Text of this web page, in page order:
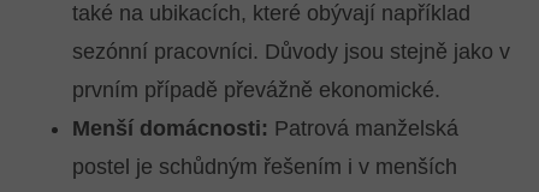
také na ubikacích, které obývají například
sezónní pracovníci. Důvody jsou stejně jako v
prvním případě převážně ekonomické.
Menší domácnosti: Patrová manželská
postel je schůdným řešením i v menších